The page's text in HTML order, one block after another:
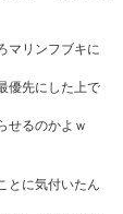
マリンフブキに
優先にした上で
せるのかよｗ
とに気付いたん